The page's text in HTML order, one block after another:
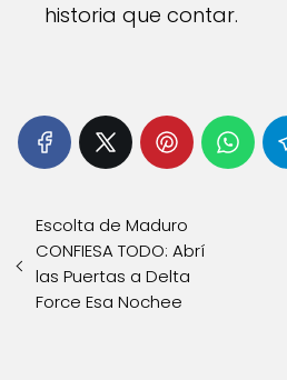
historia que contar.
Escolta de Maduro
CONFIESA TODO: Abrí
las Puertas a Delta
Force Esa Nochee